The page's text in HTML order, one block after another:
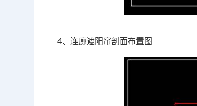
4、连廊遮阳帘剖面布置图